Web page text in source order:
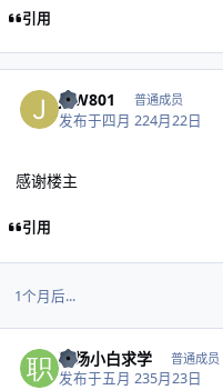
引用
JEW801 普通成员
发布于四月 224月22日
感谢楼主
引用
1个月后...
职场小白求学 普通成员
发布于五月 235月23日